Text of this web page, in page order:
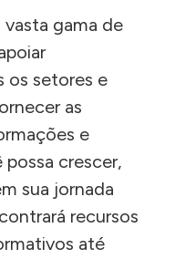
gama de
os setores e
as
e
crescer,
sua jornada
recursos
até